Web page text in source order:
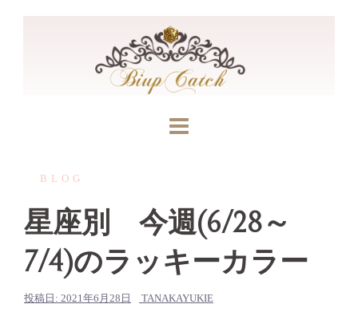
BLOG
星座別 今週(6/28～
7/4)のラッキーカラー
投稿日: 2021年6月28日 TANAKAYUKIE